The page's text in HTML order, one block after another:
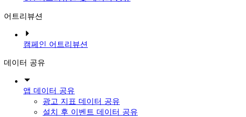
어트리뷰션
캠페인 어트리뷰션
데이터 공유
앱 데이터 공유
광고 지표 데이터 공유
설치 후 이벤트 데이터 공유